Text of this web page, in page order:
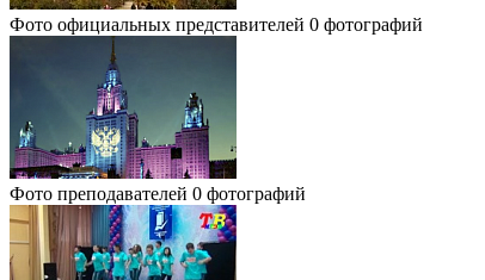
Фото официальных представителей 0 фотографий
Фото преподавателей 0 фотографий